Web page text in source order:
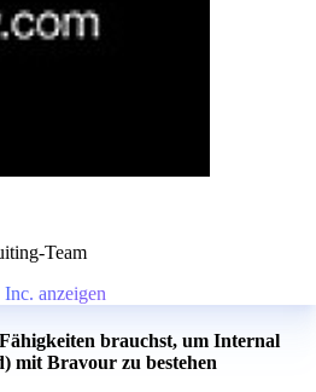
Team
anzeigen
brauchst, um Internal
mit Bravour zu bestehen